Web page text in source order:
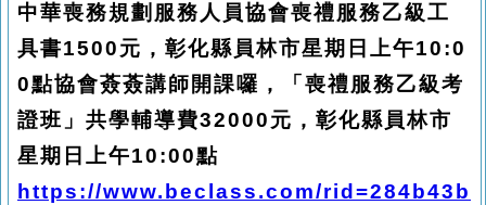
中華喪務規劃服務人員協會喪禮服務乙級工
具書1500元，彰化縣員林市星期日上午10:0
0點協會薟薟講師開課囉，「喪禮服務乙級考
證班」共學輔導費32000元，彰化縣員林市
星期日上午10:00點
https://www.beclass.com/rid=284b43b